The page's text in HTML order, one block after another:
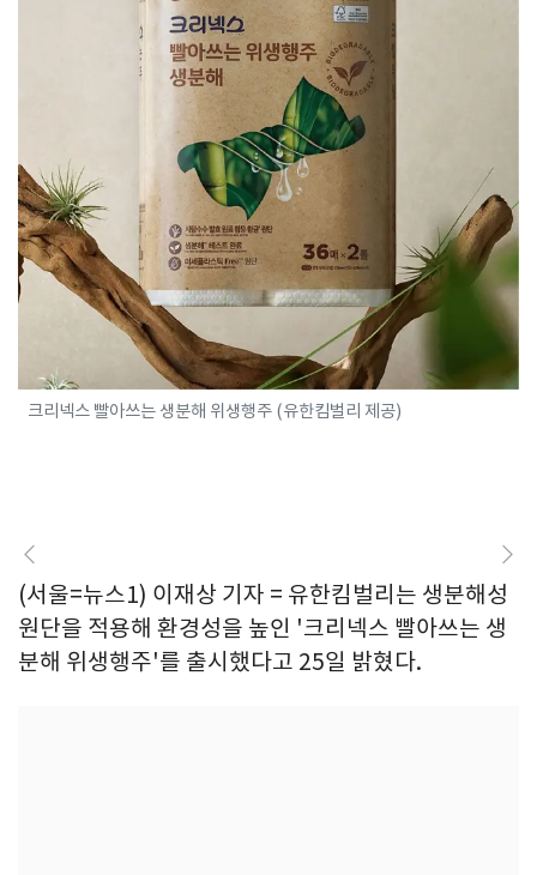
크리넥스 빨아쓰는 생분해 위생행주 (유한킴벌리 제공)
(서울=뉴스1) 이재상 기자 = 유한킴벌리는 생분해성
원단을 적용해 환경성을 높인 '크리넥스 빨아쓰는 생
분해 위생행주'를 출시했다고 25일 밝혔다.